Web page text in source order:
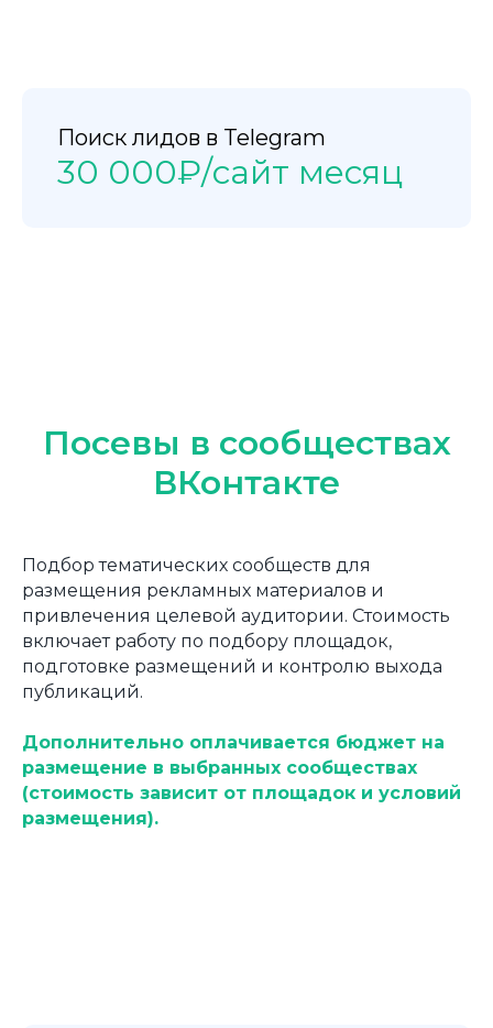
Поиск лидов в Telegram
30 000₽/сайт месяц
Посевы в сообществах
ВКонтакте
Подбор тематических сообществ для
размещения рекламных материалов и
привлечения целевой аудитории. Стоимость
включает работу по подбору площадок,
подготовке размещений и контролю выхода
публикаций.
Дополнительно оплачивается бюджет на
размещение в выбранных сообществах
(стоимость зависит от площадок и условий
размещения).